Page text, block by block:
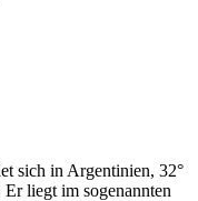
sich in Argentinien, 32°
Er liegt im sogenannten